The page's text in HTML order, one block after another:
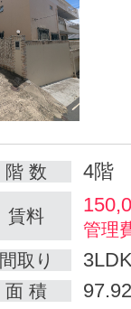
階 数 4階
賃料
管理
間取り
3LDK
面 積